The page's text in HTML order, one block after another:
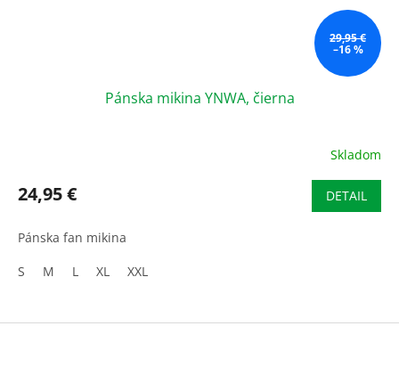
29,95 €
–16 %
Pánska mikina YNWA, čierna
Skladom
24,95 € DETAIL
Pánska fan mikina
S
M L XL XXL
Z